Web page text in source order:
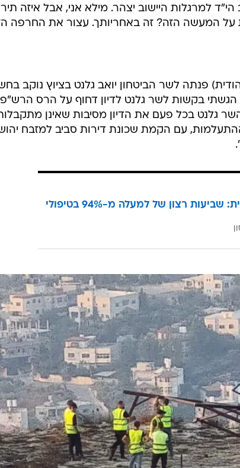
למרגלות היישוב יצהר. מילא אני, אבל איזה
על המעשה הזה? זה באחריותך. עצור את החרפה
פנתה לשר הביטחון יואב גלנט בציוץ נוקב
בקשות לשר גלנט לדיון דחוף על הרס
גלנט בכל פעם את הדיון מסיבות שאינן
עם הקמת שכונת דירות סביב למזבח
הצלחה אמיתית: שביעות רצון של למעלה מ-94% בטיפולי